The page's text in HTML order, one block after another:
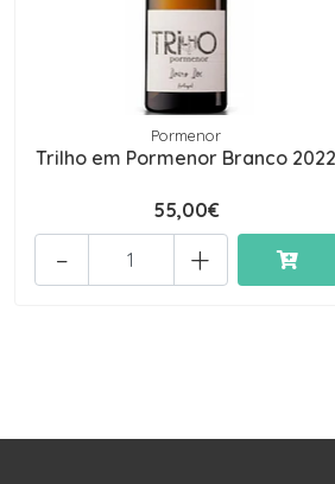
Pormenor
Trilho em Pormenor Branco 2022
55,00€
+
-